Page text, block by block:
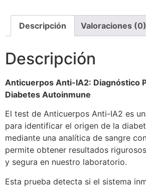
Descripción Valoraciones (0)
Descripción
Anticuerpos Anti-IA2: Diagnóstico
Diabetes Autoinmune
El test de Anticuerpos Anti-IA2 es
para identificar el origen de la
mediante una analítica de sangre
permite obtener resultados
y segura en nuestro laboratorio.
Esta prueba detecta si el sistema